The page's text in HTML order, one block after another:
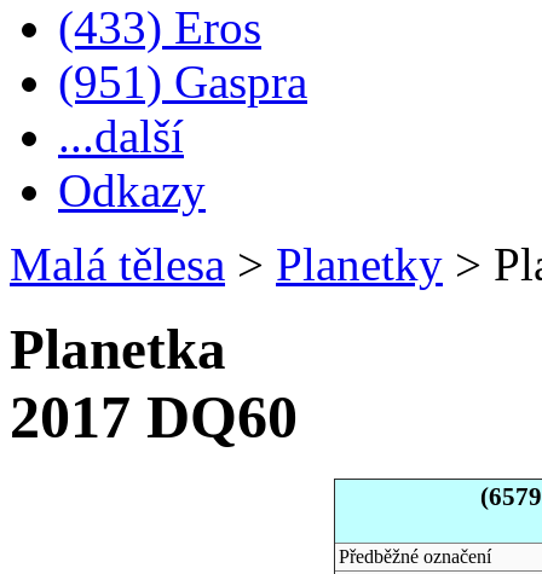
(433) Eros
(951) Gaspra
...další
Odkazy
Malá tělesa > Planetky >
Planetka
2017 DQ60
Předběžné označení